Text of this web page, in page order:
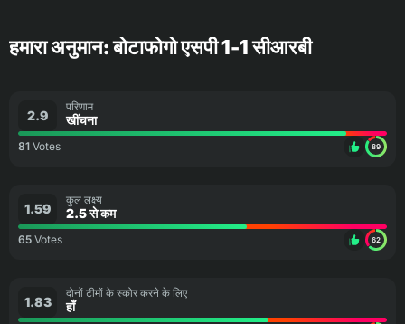
हमारा अनुमान: बोटाफोगो एसपी 1-1 सीआरबी
2.9
परिणाम
खींचना
81 Votes 89
1.59
कुल लक्ष्य
2.5 से कम
65 Votes 62
1.83
दोनों टीमों के स्कोर करने के लिए
हाँ